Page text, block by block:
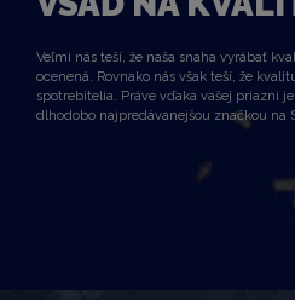
Veľmi nás teší, že naša snaha vyrábať
ocenená. Rovnako nás však teší, že
spotrebitelia. Práve vďaka vašej priazni je
dlhodobo najpredávanejšou značkou na